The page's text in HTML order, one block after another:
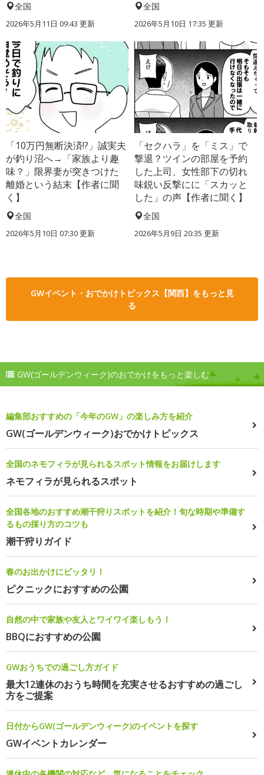
全国
2026年5月11日 09:43 更新
全国
2026年5月10日 17:35 更新
「10万円無断決済!?」誠実夫
が釣り沼へ→「家族より趣
味？」限界妻が突きつけた
離婚という結末【作者に聞
く】
全国
2026年5月10日 07:30 更新
「セクハラ」を「ミス」で
撃退？ツインの部屋を予約
した上司、女性部下の切れ
味鋭い反撃にに「スカッと
した」の声【作者に聞く】
全国
2026年5月9日 20:35 更新
GWイベント・おでかけトピックス【関西】をもっと見
る
GW(ゴールデンウィーク)のおでかけをもっと楽しむ
編集部おすすめの「今年のGW」の楽しみ方を紹介
GW(ゴールデンウィーク)おでかけトピックス
全国のネモフィラが見られるスポット情報をお届けします
ネモフィラが見られるスポット
全国各地のおすすめ潮干狩りスポットを紹介！旬な時期や準備す
るもの採り方のコツも
潮干狩りガイド
春のお出かけにピッタリ！
ピクニックにおすすめの公園
自然の中で家族や友人とワイワイ楽しもう！
BBQにおすすめの公園
GWおうちでの過ごし方ガイド
最大12連休のおうち時間を充実させるおすすめの過ごし
方をご提案
日付からGW(ゴールデンウィーク)のイベントを探す
GWイベントカレンダー